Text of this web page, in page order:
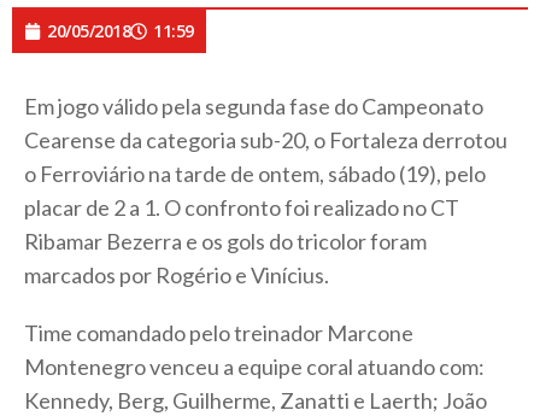
20/05/2018 11:59
Em jogo válido pela segunda fase do Campeonato
Cearense da categoria sub-20, o Fortaleza derrotou
o Ferroviário na tarde de ontem, sábado (19), pelo
placar de 2 a 1. O confronto foi realizado no CT
Ribamar Bezerra e os gols do tricolor foram
marcados por Rogério e Vinícius.
Time comandado pelo treinador Marcone
Montenegro venceu a equipe coral atuando com:
Kennedy, Berg, Guilherme, Zanatti e Laerth; João